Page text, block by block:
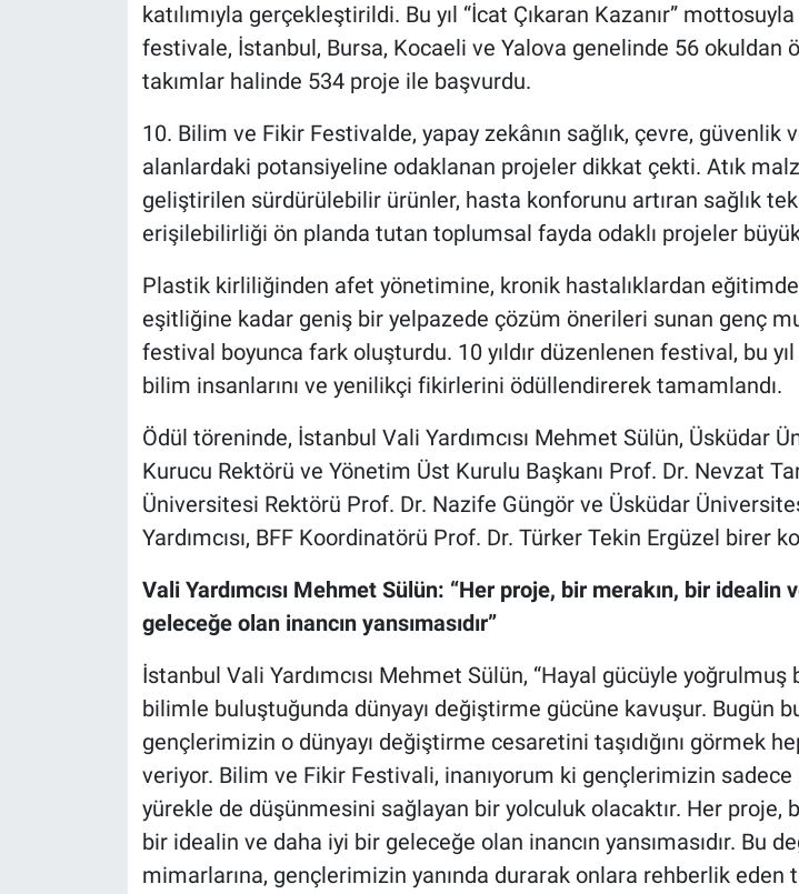
katılımıyla gerçekleştirildi. Bu yıl “İcat Çıkaran Kazanır”
festivale, İstanbul, Bursa, Kocaeli ve Yalova genelinde 56 okuldan
takımlar halinde 534 proje ile başvurdu.
10. Bilim ve Fikir Festivalde, yapay zekânın sağlık, çevre, güvenlik
alanlardaki potansiyeline odaklanan projeler dikkat çekti. Atık
geliştirilen sürdürülebilir ürünler, hasta konforunu artıran sağlık
erişilebilirliği ön planda tutan toplumsal fayda odaklı projeler
Plastik kirliliğinden afet yönetimine, kronik hastalıklardan
eşitliğine kadar geniş bir yelpazede çözüm önerileri sunan genç
festival boyunca fark oluşturdu. 10 yıldır düzenlenen festival, bu
bilim insanlarını ve yenilikçi fikirlerini ödüllendirerek tamamlandı.
Ödül töreninde, İstanbul Vali Yardımcısı Mehmet Sülün, Üsküdar
Kurucu Rektörü ve Yönetim Üst Kurulu Başkanı Prof. Dr. Nevzat
Üniversitesi Rektörü Prof. Dr. Nazife Güngör ve Üsküdar
Yardımcısı, BFF Koordinatörü Prof. Dr. Türker Tekin Ergüzel birer
Vali Yardımcısı Mehmet Sülün: “Her proje, bir merakın, bir idealin
geleceğe olan inancın yansımasıdır”
İstanbul Vali Yardımcısı Mehmet Sülün, “Hayal gücüyle yoğrulmuş
bilimle buluştuğunda dünyayı değiştirme gücüne kavuşur. Bugün
gençlerimizin o dünyayı değiştirme cesaretini taşıdığını görmek
veriyor. Bilim ve Fikir Festivali, inanıyorum ki gençlerimizin
yürekle de düşünmesini sağlayan bir yolculuk olacaktır. Her proje,
bir idealin ve daha iyi bir geleceğe olan inancın yansımasıdır. Bu
mimarlarına, gençlerimizin yanında durarak onlara rehberlik eden